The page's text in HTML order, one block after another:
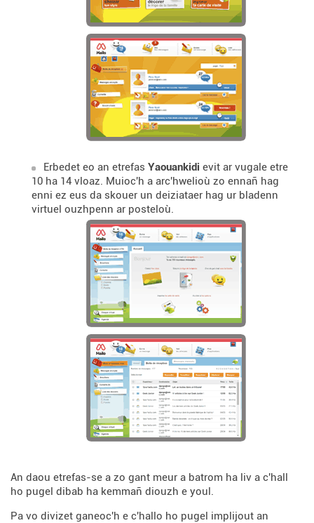
Erbedet eo an etrefas Yaouankidi evit ar vugale etre
10 ha 14 vloaz. Muioc'h a arc'hwelioù zo ennañ hag
enni ez eus da skouer un deiziataer hag ur bladenn
virtuel ouzhpenn ar posteloù.
An daou etrefas-se a zo gant meur a batrom ha liv a c'hall
ho pugel dibab ha kemmañ diouzh e youl.
Pa vo divizet ganeoc'h e c'hallo ho pugel implijout an